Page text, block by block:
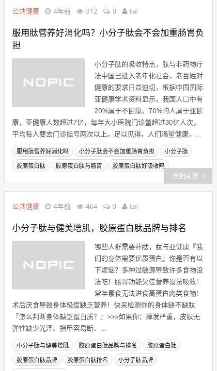
公共健康 4年前 312 0 tai
服用肽营养好消化吗？小分子肽会不会加重肠胃负
担
小分子肽的吸收特点，肽与非药物疗
法中国已进入老年化社会，老百姓对
健康的要求日益迫切，根据中国国际
亚健康学术资料显示，我国人口中有
20%属于不健康、70%的人属于亚健
康，亚健康人数超过7亿，每年大小医院门诊量超过30亿人次，
平均每人要去门诊挂号两次以上。足以见得，人们渴望健康，...
服用肽营养好消化吗 小分子肽会不会加重肠胃负担 小分子肽
胶原蛋白肽 胶原蛋白肽与肠胃 胶原蛋白肽好吸收吗
详细阅读
公共健康 4年前 464 0 tai
小分子肽与健美增肌，胶原蛋白肽品牌与排名
哪些人群需要补肽，肽与亚健康『我
们的身体需要优质蛋白』你是否有以
下烦恼？多种过敏源导致许多食物没
法吃！肠胃功能欠佳营养没法吸收！
常年素食无法进食高蛋白肉类食物！
术后厌食导致身体极度缺乏营养！快来检测你的身体缺不缺肽
『怎么判断身体缺乏蛋白质？』>>>如果你：掉发严重，皮肤无
弹性缺少光泽、指甲容易断、...
小分子肽与健美增肌 胶原蛋白肽品牌与排名 胶原蛋白肽
胶原蛋白肽品牌 胶原蛋白肽排名 小分子肽品牌